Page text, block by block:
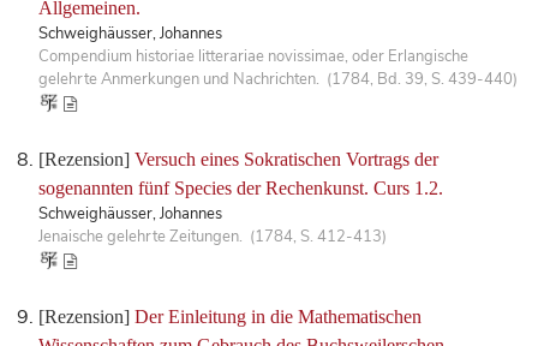
Allgemeinen.
Schweighäusser, Johannes
Compendium historiae litterariae novissimae, oder Erlangische
gelehrte Anmerkungen und Nachrichten. (1784, Bd. 39, S. 439-440)
[Rezension] Versuch eines Sokratischen Vortrags der
sogenannten fünf Species der Rechenkunst. Curs 1.2.
Schweighäusser, Johannes
Jenaische gelehrte Zeitungen. (1784, S. 412-413)
[Rezension] Der Einleitung in die Mathematischen